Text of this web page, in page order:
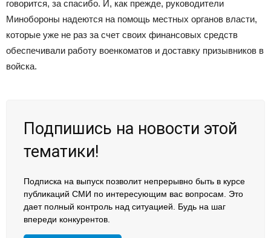
говорится, за спасибо. И, как прежде, руководители
Минобороны надеются на помощь местных органов власти,
которые уже не раз за счет своих финансовых средств
обеспечивали работу военкоматов и доставку призывников в
войска.
Подпишись на новости этой
тематики!
Подписка на выпуск позволит непрерывно быть в курсе
публикаций СМИ по интересующим вас вопросам. Это
дает полный контроль над ситуацией. Будь на шаг
впереди конкурентов.